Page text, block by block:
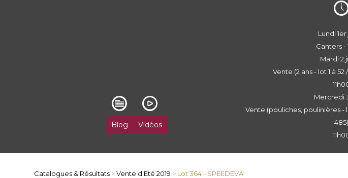
Blog Vidéos
Lundi
Canters -
Mardi 2
Vente (2 ans - lot 1 à 52
Mercredi
Vente (pouliches, poulinières -
485)
Catalogues & Résultats >Vente d'Eté 2019 > Lot 364 - SPEEDEVA